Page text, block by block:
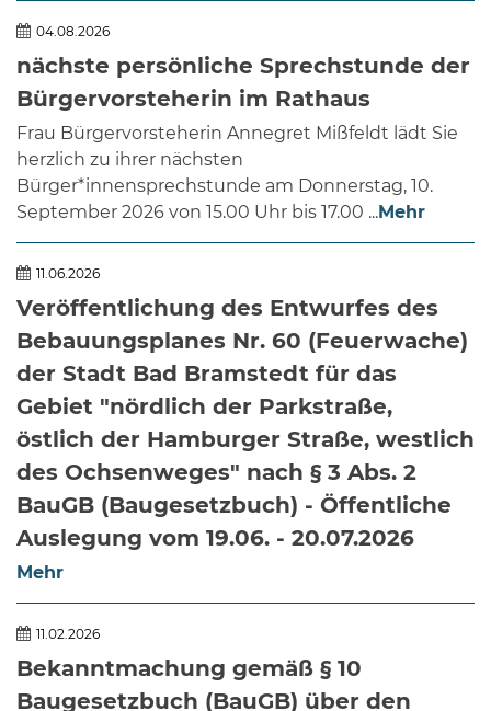
04.08.2026
nächste persönliche Sprechstunde der
Bürgervorsteherin im Rathaus
Frau Bürgervorsteherin Annegret Mißfeldt lädt Sie
herzlich zu ihrer nächsten
Bürger*innensprechstunde am Donnerstag, 10.
September 2026 von 15.00 Uhr bis 17.00 ...Mehr
11.06.2026
Veröffentlichung des Entwurfes des
Bebauungsplanes Nr. 60 (Feuerwache)
der Stadt Bad Bramstedt für das
Gebiet "nördlich der Parkstraße,
östlich der Hamburger Straße, westlich
des Ochsenweges" nach § 3 Abs. 2
BauGB (Baugesetzbuch) - Öffentliche
Auslegung vom 19.06. - 20.07.2026
Mehr
11.02.2026
Bekanntmachung gemäß § 10
Baugesetzbuch (BauGB) über den